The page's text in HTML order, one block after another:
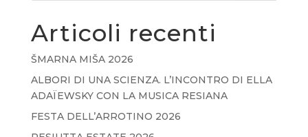
Articoli recenti
ŠMARNA MIŠA 2026
ALBORI DI UNA SCIENZA. L’INCONTRO DI ELLA
ADAÏEWSKY CON LA MUSICA RESIANA
FESTA DELL’ARROTINO 2026